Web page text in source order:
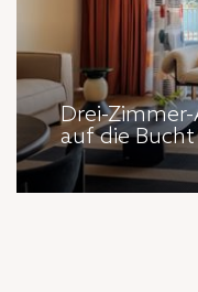
Drei-
auf die Bucht